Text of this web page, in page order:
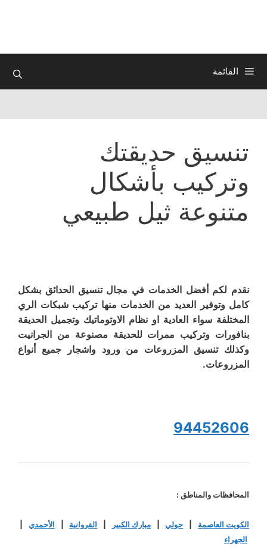
القائمة
تنسيق حديقتك
وتركيب بأشكال
متنوعة ثيل طبيعي
نقدم لكم أفضل الخدمات في مجال تنسيق الحدائق بشكل
كامل وتوفير العديد من الخدمات منها تركيب شبكات الري
المختلفة سواء العادية او نظام الاوتوماتيك وتجميل الحديقة
بنافورات وتركيب ممرات للحديقة مصنوعة من الجرانيت
وكذلك تنسيق المزروعات من ورود واشجار جميع أنواع
المزروعات.
94452606
المحافظات والمناطق :
الكويت العاصمة حولي|مبارك الكبير الفروانية الأحمدي
الجهراء